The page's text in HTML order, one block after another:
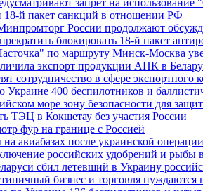
18-й пакет санкций в отношении РФ
России продолжают
блокировать 18-й пакет
по маршруту Минск-Москва
экспорт продукции АПК в
сотрудничество в сфере экспортного
400 беспилотников и
море зону безопасности для
ТЭЦ в Кокшетау без участия России
фур на границе с Россией
авиабазах после украинской
российских удобрений и
сбил летевший в Украину
бизнес и торговля нуждаются